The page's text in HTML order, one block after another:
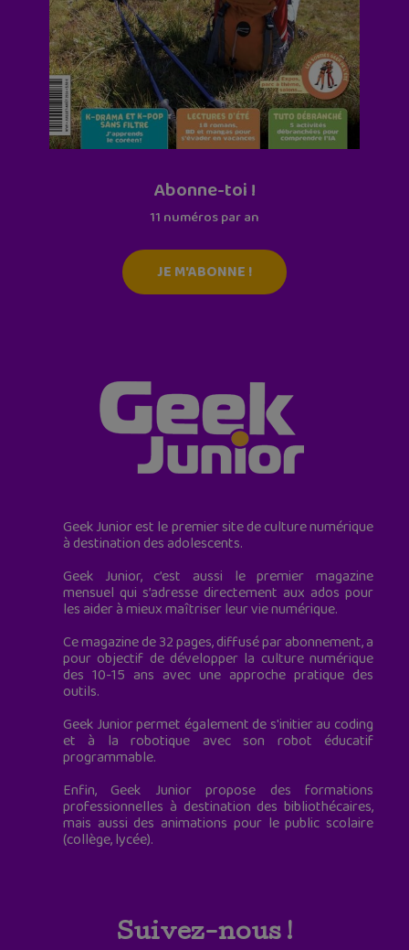
Abonne-toi !
11 numéros par an
JE M'ABONNE !
Geek Junior est le premier site de culture numérique
à destination des adolescents.
Geek Junior, c’est aussi le premier magazine
mensuel qui s’adresse directement aux ados pour
les aider à mieux maîtriser leur vie numérique.
Ce magazine de 32 pages, diffusé par abonnement, a
pour objectif de développer la culture numérique
des 10-15 ans avec une approche pratique des
outils.
Geek Junior permet également de s'initier au coding
et à la robotique avec son robot éducatif
programmable.
Enfin, Geek Junior propose des formations
professionnelles à destination des bibliothécaires,
mais aussi des animations pour le public scolaire
(collège, lycée).
Suivez-nous !